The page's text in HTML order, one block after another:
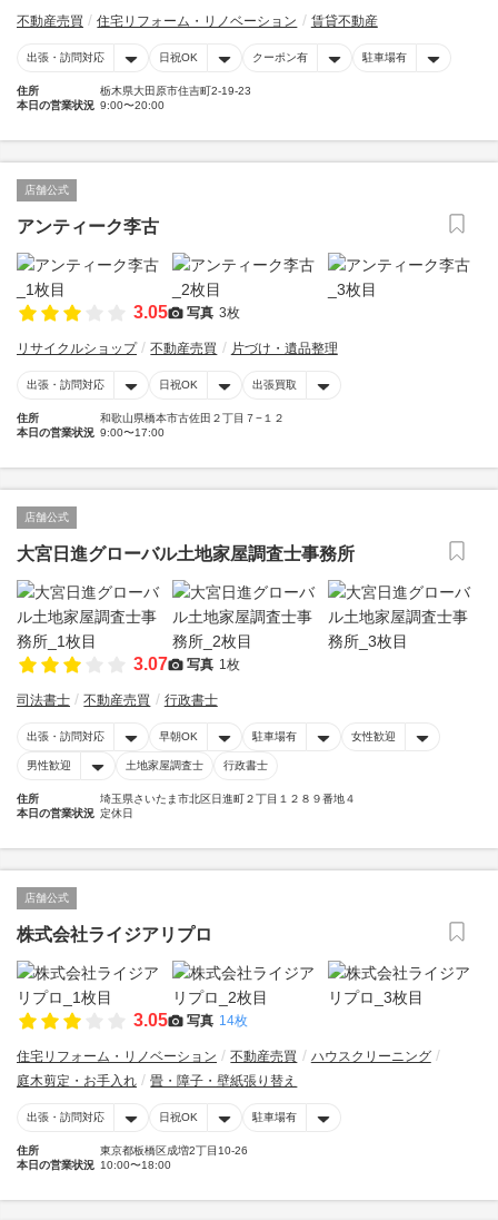
不動産売買 住宅リフォーム・リノベーション 賃貸不動産
出張・訪問対応 日祝OK クーポン有 駐車場有
住所
栃木県大田原市住吉町2-19-23
本日の営業状況 9:00〜20:00
店舗公式
アンティーク李古
3.05 写真 3枚
リサイクルショップ 不動産売買 片づけ・遺品整理
出張・訪問対応 日祝OK 出張買取
住所
和歌山県橋本市古佐田２丁目７−１２
本日の営業状況 9:00〜17:00
店舗公式
大宮日進グローバル土地家屋調査士事務所
3.07 写真 1枚
司法書士 不動産売買 行政書士
出張・訪問対応 早朝OK 駐車場有 女性歓迎
男性歓迎 土地家屋調査士 行政書士
住所
埼玉県さいたま市北区日進町２丁目１２８９番地４
本日の営業状況 定休日
店舗公式
株式会社ライジアリプロ
3.05 写真 14枚
住宅リフォーム・リノベーション 不動産売買
ハウスクリーニング
庭木剪定・お手入れ
畳・障子・壁紙張り替え
出張・訪問対応 日祝OK 駐車場有
住所
東京都板橋区成増2丁目10-26
本日の営業状況 10:00〜18:00